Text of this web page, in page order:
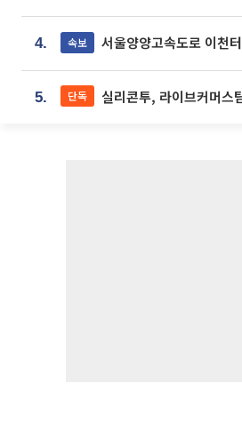
4. 속보 서울양양고속도로 이천
5. 단독 실리콘투, 라이브커머스팀 신설…K뷰티 ‘글로